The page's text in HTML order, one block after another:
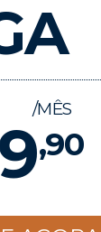
/MÊS
,90